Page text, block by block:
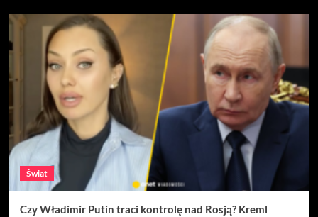
Świat
Czy Władimir Putin traci kontrolę nad Rosją? Kreml